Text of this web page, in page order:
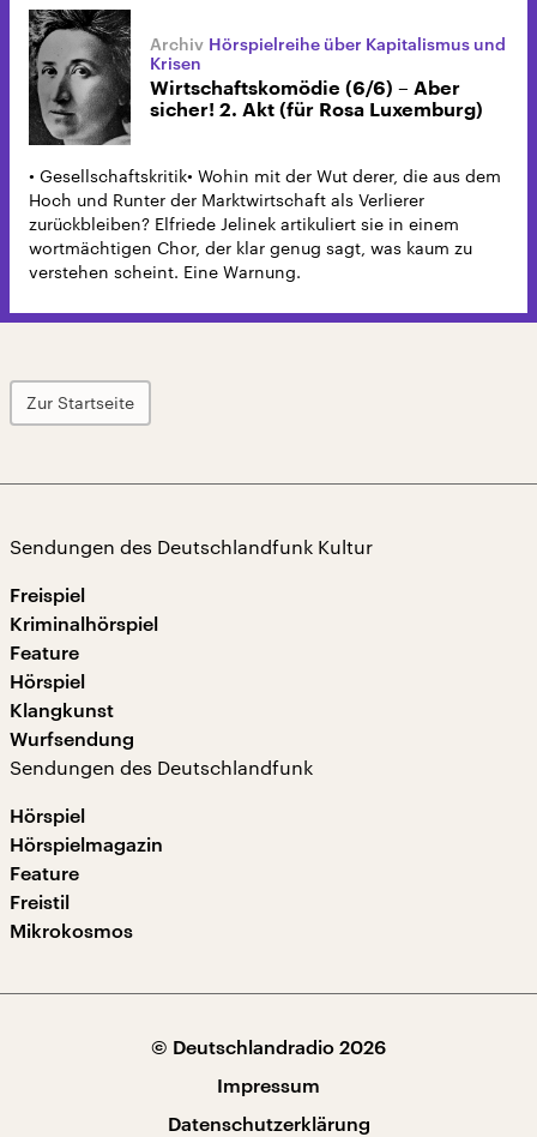
Hörspielreihe über Kapitalismus und
Krisen
Wirtschaftskomödie (6/6) – Aber
sicher! 2. Akt (für Rosa Luxemburg)
• Gesellschaftskritik• Wohin mit der Wut derer, die aus dem
Hoch und Runter der Marktwirtschaft als Verlierer
zurückbleiben? Elfriede Jelinek artikuliert sie in einem
wortmächtigen Chor, der klar genug sagt, was kaum zu
verstehen scheint. Eine Warnung.
Zur Startseite
Sendungen des Deutschlandfunk Kultur
Freispiel
Kriminalhörspiel
Feature
Hörspiel
Klangkunst
Wurfsendung
Sendungen des Deutschlandfunk
Hörspiel
Hörspielmagazin
Feature
Freistil
Mikrokosmos
© Deutschlandradio 2026
Impressum
Datenschutzerklärung